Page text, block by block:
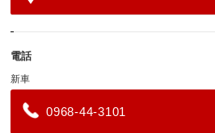
電話
新車
0968-44-3101